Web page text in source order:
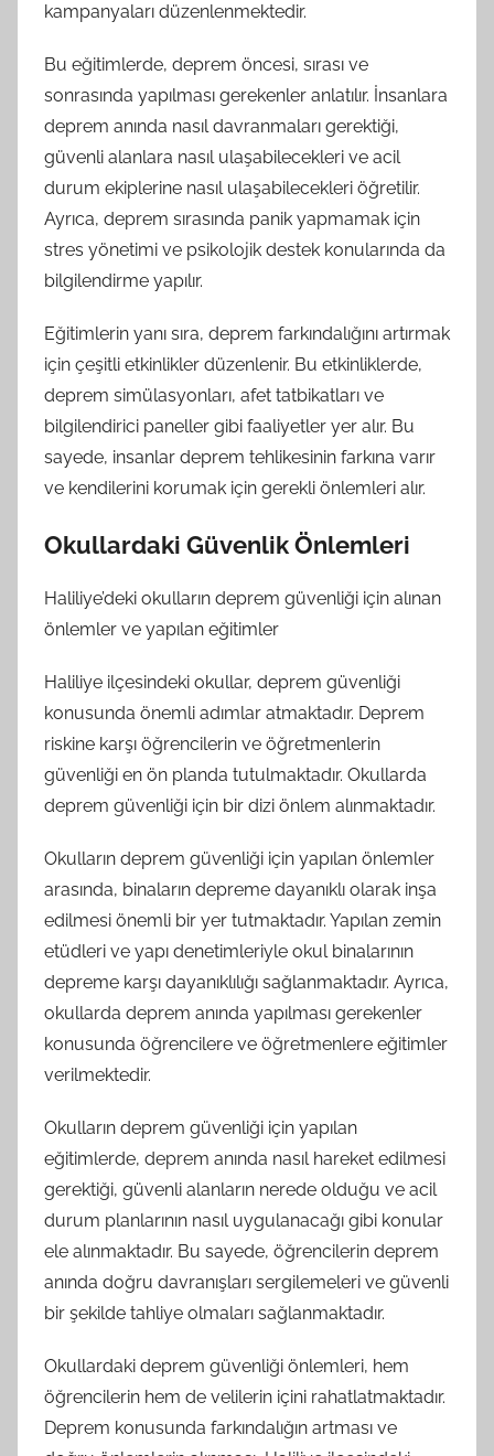
kampanyaları düzenlenmektedir.
Bu eğitimlerde, deprem öncesi, sırası ve
sonrasında yapılması gerekenler anlatılır. İnsanlara
deprem anında nasıl davranmaları gerektiği,
güvenli alanlara nasıl ulaşabilecekleri ve acil
durum ekiplerine nasıl ulaşabilecekleri öğretilir.
Ayrıca, deprem sırasında panik yapmamak için
stres yönetimi ve psikolojik destek konularında da
bilgilendirme yapılır.
Eğitimlerin yanı sıra, deprem farkındalığını artırmak
için çeşitli etkinlikler düzenlenir. Bu etkinliklerde,
deprem simülasyonları, afet tatbikatları ve
bilgilendirici paneller gibi faaliyetler yer alır. Bu
sayede, insanlar deprem tehlikesinin farkına varır
ve kendilerini korumak için gerekli önlemleri alır.
Okullardaki Güvenlik Önlemleri
Haliliye’deki okulların deprem güvenliği için alınan
önlemler ve yapılan eğitimler
Haliliye ilçesindeki okullar, deprem güvenliği
konusunda önemli adımlar atmaktadır. Deprem
riskine karşı öğrencilerin ve öğretmenlerin
güvenliği en ön planda tutulmaktadır. Okullarda
deprem güvenliği için bir dizi önlem alınmaktadır.
Okulların deprem güvenliği için yapılan önlemler
arasında, binaların depreme dayanıklı olarak inşa
edilmesi önemli bir yer tutmaktadır. Yapılan zemin
etüdleri ve yapı denetimleriyle okul binalarının
depreme karşı dayanıklılığı sağlanmaktadır. Ayrıca,
okullarda deprem anında yapılması gerekenler
konusunda öğrencilere ve öğretmenlere eğitimler
verilmektedir.
Okulların deprem güvenliği için yapılan
eğitimlerde, deprem anında nasıl hareket edilmesi
gerektiği, güvenli alanların nerede olduğu ve acil
durum planlarının nasıl uygulanacağı gibi konular
ele alınmaktadır. Bu sayede, öğrencilerin deprem
anında doğru davranışları sergilemeleri ve güvenli
bir şekilde tahliye olmaları sağlanmaktadır.
Okullardaki deprem güvenliği önlemleri, hem
öğrencilerin hem de velilerin içini rahatlatmaktadır.
Deprem konusunda farkındalığın artması ve